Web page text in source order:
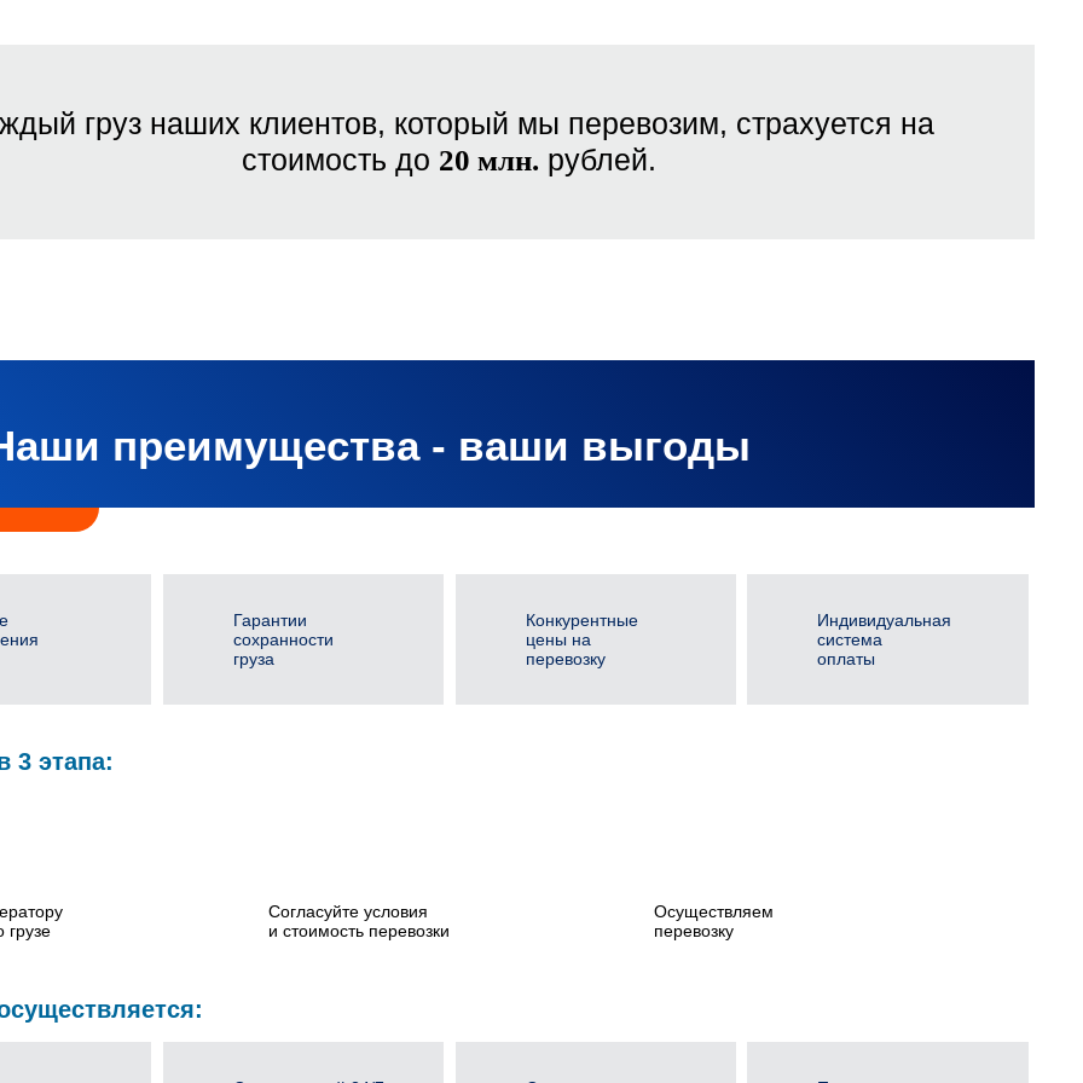
груз наших клиентов, который мы перевозим, страхуется на
стоимость до 20 млн. рублей.
преимущества - ваши выгоды
Гарантии
сохранности
груза
Конкурентные
цены на
перевозку
Индивидуальная
система
оплаты
3 этапа:
Согласуйте условия
и стоимость перевозки
Осуществляем
перевозку